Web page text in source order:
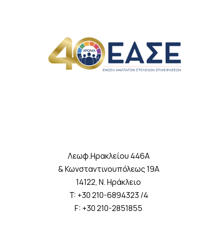
Λεωφ.Ηρακλείου 446A
& Κωνσταντινουπόλεως 19A
14122, Ν. Ηράκλειο
T: +30 210-6894323 /4
F: +30 210-2851855